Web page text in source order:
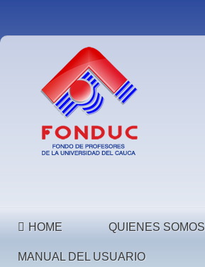
HOME QUIENES SOMOS
MANUAL DEL USUARIO